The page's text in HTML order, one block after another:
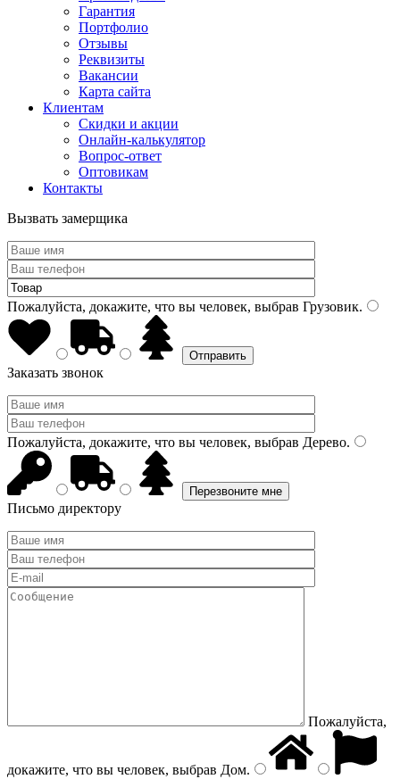
Гарантия
Портфолио
Отзывы
Реквизиты
Вакансии
Карта сайта
Клиентам
Скидки и акции
Онлайн-калькулятор
Вопрос-ответ
Оптовикам
Контакты
Вызвать замерщика
Пожалуйста, докажите, что вы человек, выбрав Грузовик.
Заказать звонок
Пожалуйста, докажите, что вы человек, выбрав Дерево.
Письмо директору
Пожалуйста,
докажите, что вы человек, выбрав Дом.